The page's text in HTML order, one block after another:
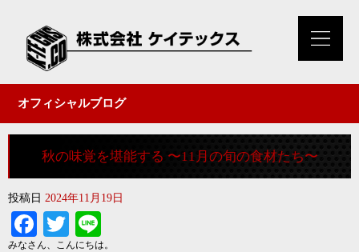
オフィシャルブログ
秋の味覚を堪能する 〜11月の旬の食材たち〜
投稿日 2024年11月19日
Facebook
Twitter
みなさん、こんにちは。